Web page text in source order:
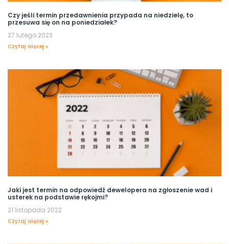
Czy jeśli termin przedawnienia przypada na niedzielę, to
przesuwa się on na poniedziałek?
27 lutego 2023
Czytaj więcej »
Jaki jest termin na odpowiedź dewelopera na zgłoszenie wad i
usterek na podstawie rękojmi?
21 listopada 2022
Czytaj więcej »